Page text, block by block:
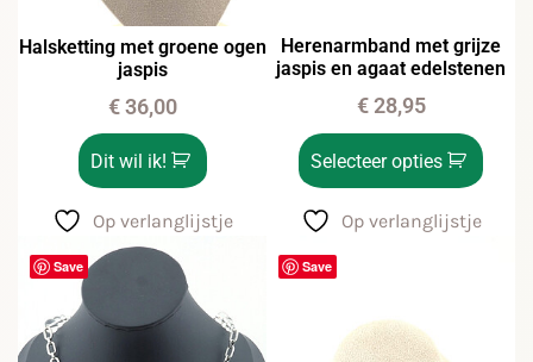
Halsketting met groene ogen
jaspis
€36,00
Dit wil ik!
Op verlanglijstje
Herenarmband met grijze
jaspis en agaat edelstenen
€28,95
Selecteer opties
Op verlanglijstje
Save Save